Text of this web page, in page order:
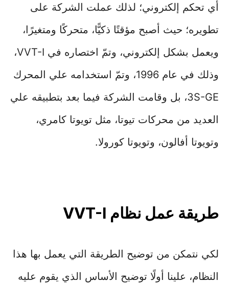
أي تحكم إلكتروني؛ لذلك عملت الشركة على
تطويره؛ حيث أصبح مؤقتًا ذكيًّا، متحركًا ومتغيرًا،
ويعمل بشكل إلكتروني، وتمّ اختصاره في VVT-I،
وذلك في عام 1996، وتمّ استخدامه علي المحرك
3S-GE، بل وقامت الشركة فيما بعد بتطبيقه علي
العديد من محركات تيوتا، مثل تويوتا كامري،
وتويوتا أفالون، وتويوتا كورولا.
طريقة عمل نظام VVT-I
لكي نتمكن من توضيح الطريقة التي يعمل بها هذا
النظام، علينا أولًا توضيح الأساس الذي يقوم عليه